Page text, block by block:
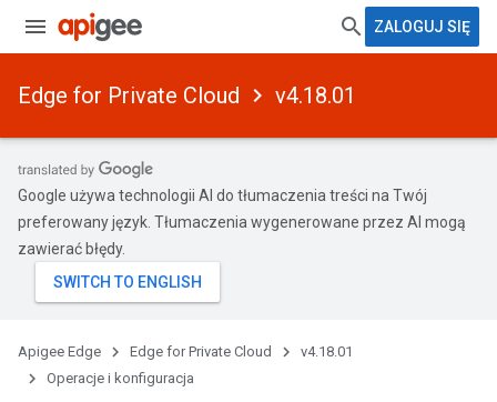
ZALOGUJ SIĘ
Edge for Private Cloud v4.18.01
Google używa technologii AI do tłumaczenia treści na Twój
preferowany język. Tłumaczenia wygenerowane przez AI mogą
zawierać błędy.
Apigee Edge Edge for Private Cloud
v4.18.01
Operacje i konfiguracja